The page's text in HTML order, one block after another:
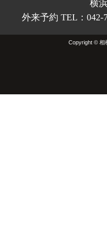
横
外来予約 TEL：042-
Copyright © 相